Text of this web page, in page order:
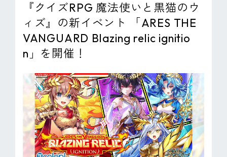
IR情報
採用情報
サステナビリティ
ピンマーク
EN
『クイズRPG 魔法使いと黒猫のウ
ィズ』の新イベント 「ARES THE
VANGUARD Blazing relic ignitio
n」を開催！